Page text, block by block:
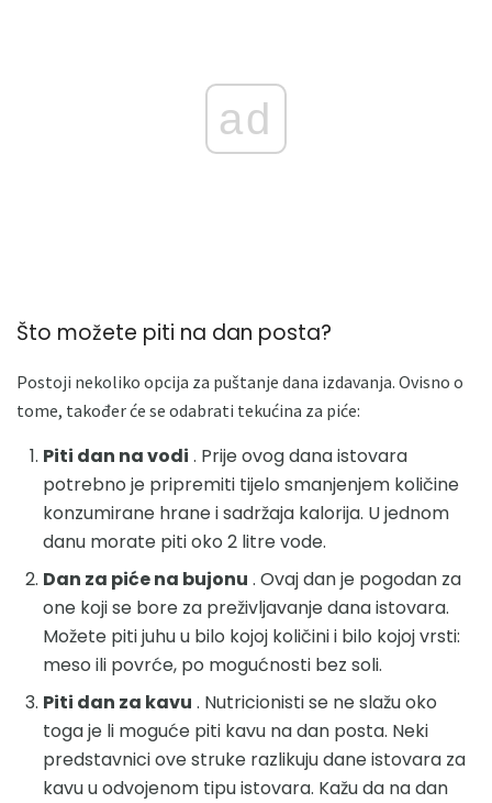
ad
Što možete piti na dan posta?
Postoji nekoliko opcija za puštanje dana izdavanja. Ovisno o
tome, također će se odabrati tekućina za piće:
Piti dan na vodi . Prije ovog dana istovara
potrebno je pripremiti tijelo smanjenjem količine
konzumirane hrane i sadržaja kalorija. U jednom
danu morate piti oko 2 litre vode.
Dan za piće na bujonu . Ovaj dan je pogodan za
one koji se bore za preživljavanje dana istovara.
Možete piti juhu u bilo kojoj količini i bilo kojoj vrsti:
meso ili povrće, po mogućnosti bez soli.
Piti dan za kavu . Nutricionisti se ne slažu oko
toga je li moguće piti kavu na dan posta. Neki
predstavnici ove struke razlikuju dane istovara za
kavu u odvojenom tipu istovara. Kažu da na dan